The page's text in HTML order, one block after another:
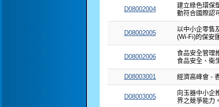
D08002004
建立綠色環保
動符合國際認
D08002005
以中小企零售
(Wi-Fi)的保安
D08002006
食品安全管理
食品安全、衛
D08003001 經濟高峰會 -
D08003005
向玉器中小企
界之競爭能力